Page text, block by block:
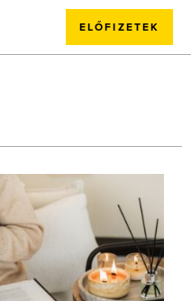
ELŐFIZETEK